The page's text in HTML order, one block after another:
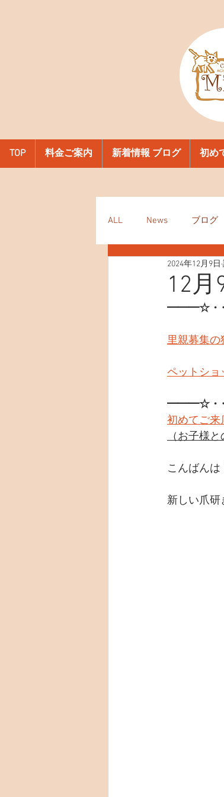
TOP 料金ご案内 新着情報 ブログ 初め
ALL News ブログ
12月
2024年12月9日
━━━☆
里親募集の
ペットショ
━━━☆
初めてご来
（お子様
こんばんは
新しい爪研